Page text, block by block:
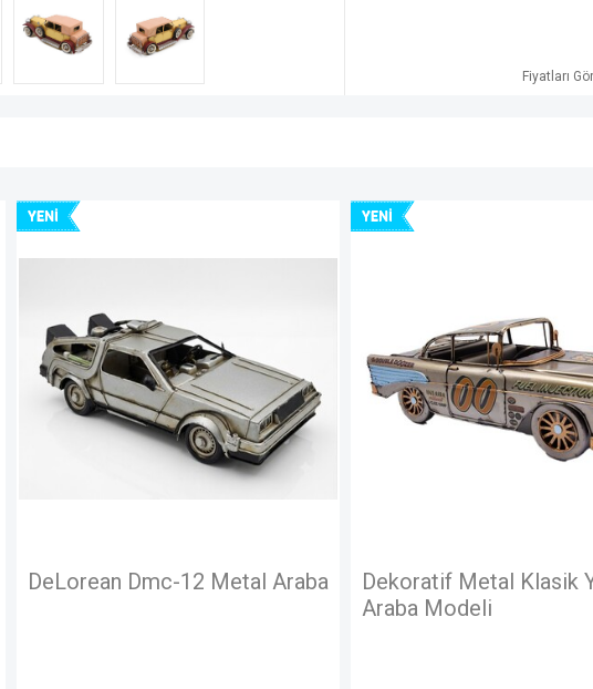
Fiyatları
YENI
Dekoratif Metal Klasik Yarış
Dekoratif Metal Yarış